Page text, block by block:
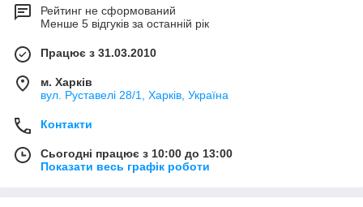
Рейтинг не сформований
Менше 5 відгуків за останній рік
Працює з 31.03.2010
м. Харків
вул. Руставелі 28/1, Харків, Україна
Контакти
Сьогодні працює з 10:00 до 13:00
Показати весь графік роботи